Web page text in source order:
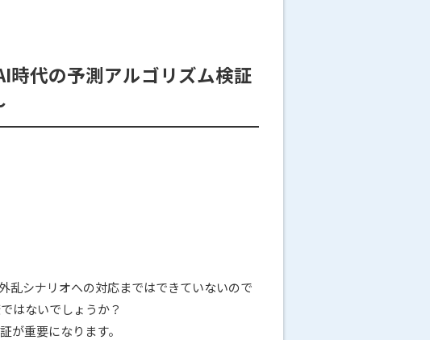
時代の予測アルゴリズム検証
乱シナリオへの対応まではできていないので
はないでしょうか？
が重要になります。